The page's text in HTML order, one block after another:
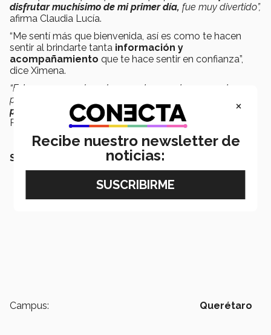
disfrutar muchísimo de mi primer día, fue muy divertido”,
afirma Claudia Lucía.
“Me sentí más que bienvenida, así es como te hacen
sentir al brindarte tanta información y
acompañamiento que te hace sentir en confianza”,
dice Ximena.
“Estoy muy emocionado por entrar a esta nueva etapa
profesional. Aunque estemos en casa,
parte de la comunidady me siento inspirado”,
añade
Pablo Chargoy, alumno de nuevo ingreso en IBT.
SEGURO QUERRÁS LEER
Campus: Querétaro
×
Recibe nuestro newsletter de
noticias: